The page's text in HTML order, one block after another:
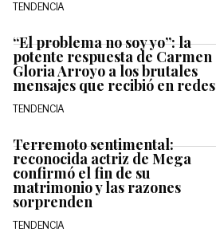
TENDENCIA
“El problema no soy yo”: la
potente respuesta de Carmen
Gloria Arroyo a los brutales
mensajes que recibió en redes
TENDENCIA
Terremoto sentimental:
reconocida actriz de Mega
confirmó el fin de su
matrimonio y las razones
sorprenden
TENDENCIA